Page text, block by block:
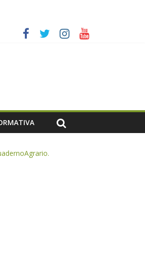
en los precios
campaña